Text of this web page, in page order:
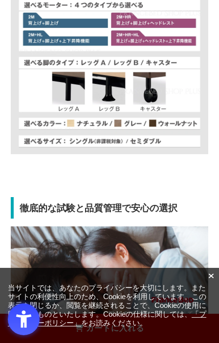
カートに入れる
徹底的な試験と品質管理で安心の選択
当サイトでは、あなたのプライバシーを大切にします。また
サイトの利便性向上のため、Cookieを利用しています。この
表示を閉じるか、閲覧を継続されることで、Cookieの使用に
同意するものといたします。Cookieの仕様に関しては、「プ
ライバシーポリシー」をお読みください。